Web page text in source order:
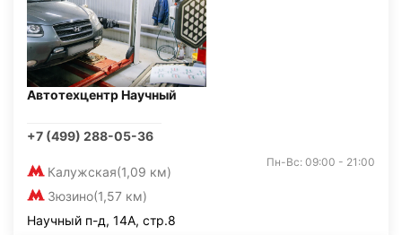
Автотехцентр Научный
+7 (499) 288-05-36
Калужская(1,09 км)
Зюзино(1,57 км)
Пн-Вс: 09:00 - 21:00
Научный п-д, 14А, стр.8